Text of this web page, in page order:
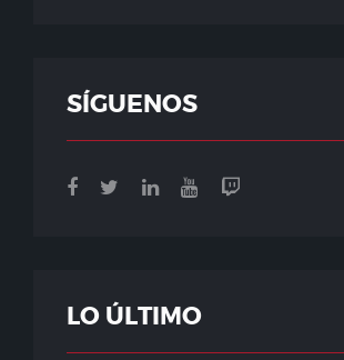
SÍGUENOS
LO ÚLTIMO